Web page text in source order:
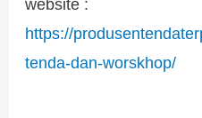
website :
https://
tenda-dan-worskhop/